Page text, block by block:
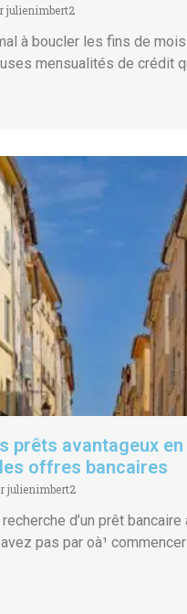
julienimbert2
à boucler les fins de
mensualités de crédit
prêts avantageux en
offres bancaires
julienimbert2
d’un prêt bancaire
pas par oà¹